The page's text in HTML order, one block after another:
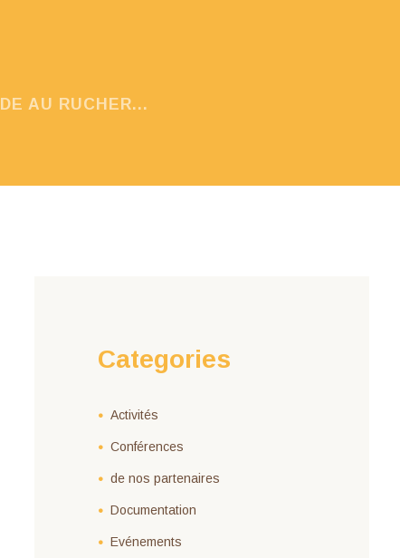
AU RUCHER...
Categories
Activités
Conférences
de nos partenaires
Documentation
Evénements